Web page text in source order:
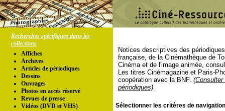
Recherches spécifiques dans les
collections
Affiches
Archives
Articles de périodiques
Dessins
Ouvrages
Photos en accés réservé
Revues de presse
Vidéos (DVD et VHS)
Notices descriptives des
française, de la Cinémathèque de
Cinéma et de l'image animée,
Les titres Cinémagazine et Paris-
coopération avec la BNF.
périodiques)
Sélectionner les critères de